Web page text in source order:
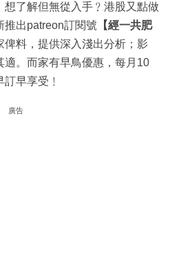
想了解但無從入手﹖港股又點做
推出patreon訂閱號 【經一共肥
俾料，提供深入淺出分析；影
適。而家有早鳥優惠，每月10
早享受﹗
廣告